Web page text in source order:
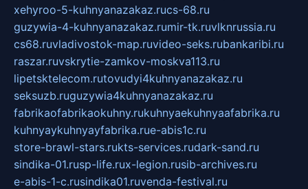
xehyroo-5-kuhnyanazakaz.rucs-68.ru
guzywia-4-kuhnyanazakaz.rumir-tk.ruvlknrussia.ru
cs68.ruvladivostok-map.ruvideo-seks.rubankaribi.ru
raszar.ruvskrytie-zamkov-moskva113.ru
lipetsktelecom.rutovudyi4kuhnyanazakaz.ru
seksuzb.ruguzywia4kuhnyanazakaz.ru
fabrikaofabrikaokuhny.rukuhnyaekuhnyaafabrika.ru
kuhnyaykuhnyayfabrika.rue-abis1c.ru
store-brawl-stars.rukts-services.rudark-sand.ru
sindika-01.rusp-life.rux-legion.rusib-archives.ru
e-abis-1-c.rusindika01.ruvenda-festival.ru